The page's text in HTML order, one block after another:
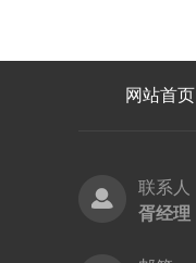
网站首页
联系人
胥经理